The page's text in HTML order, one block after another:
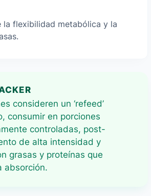
la flexibilidad metabólica y la
consideren un ‘refeed’
consumir en porciones
controladas, post-
de alta intensidad y
grasas y proteínas que
absorción.